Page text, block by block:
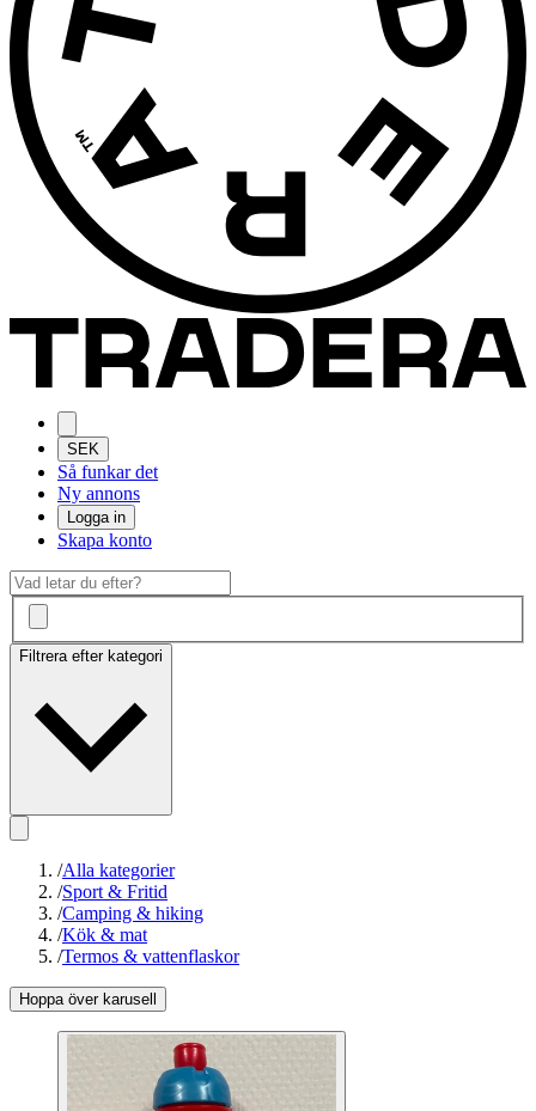
SEK
Så funkar det
Ny annons
Logga in
Skapa konto
Filtrera efter kategori
/Alla kategorier
/Sport & Fritid
/Camping & hiking
/Kök & mat
/Termos & vattenflaskor
Hoppa över karusell